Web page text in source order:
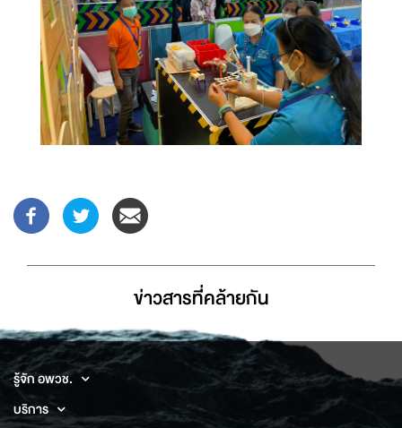
ข่าวสารที่่คล้ายกัน
รู้จัก อพวช.
บริการ